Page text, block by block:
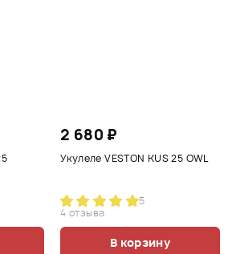
2 680 ₽
Укулеле VESTON KUS 25 OWL
5
4 отзыва
В корзину